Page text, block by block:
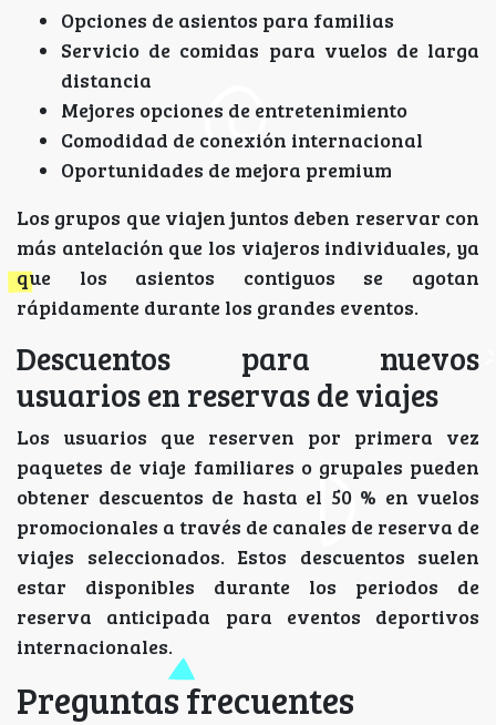
Opciones de asientos para familias
Servicio de comidas para vuelos de larga
distancia
Mejores opciones de entretenimiento
Comodidad de conexión internacional
Oportunidades de mejora premium
Los grupos que viajen juntos deben reservar con
más antelación que los viajeros individuales, ya
que los asientos contiguos se agotan
rápidamente durante los grandes eventos.
Descuentos para nuevos
usuarios en reservas de viajes
Los usuarios que reserven por primera vez
paquetes de viaje familiares o grupales pueden
obtener descuentos de hasta el 50 % en vuelos
promocionales a través de canales de reserva de
viajes seleccionados. Estos descuentos suelen
estar disponibles durante los periodos de
reserva anticipada para eventos deportivos
internacionales.
Preguntas frecuentes